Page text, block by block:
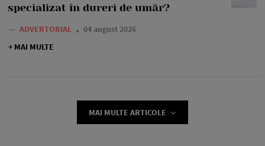
specializat în dureri de umăr?
— ADVERTORIAL
04 august 2026
+ MAI MULTE
MAI MULTE ARTICOLE